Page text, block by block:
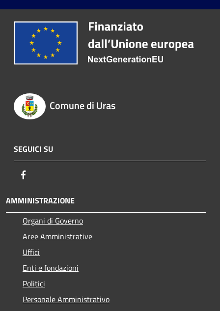
Comune di Uras
SEGUICI SU
AMMINISTRAZIONE
Organi di Governo
Aree Amministrative
Uffici
Enti e fondazioni
Politici
Personale Amministrativo